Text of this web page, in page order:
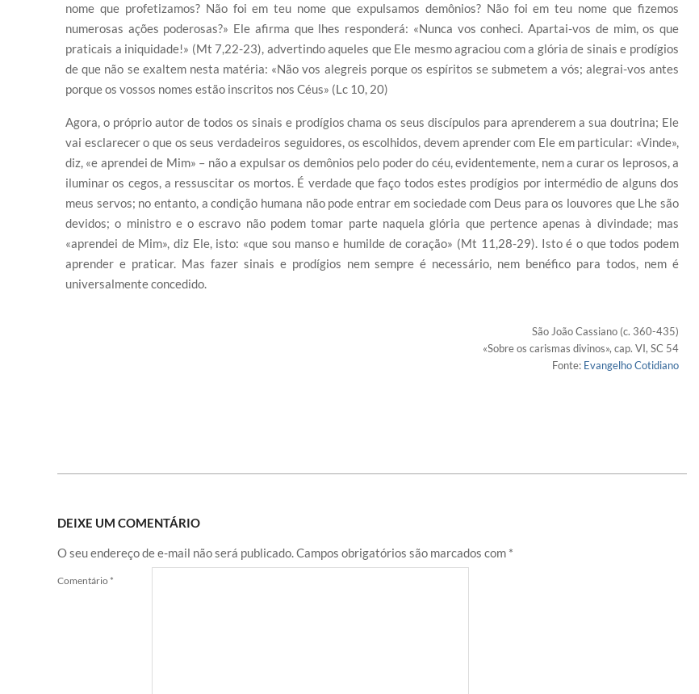
nome que profetizamos? Não foi em teu nome que expulsamos demônios? Não foi em teu nome que fizemos
numerosas ações poderosas?» Ele afirma que lhes responderá: «Nunca vos conheci. Apartai-vos de mim, os que
praticais a iniquidade!» (Mt 7,22-23), advertindo aqueles que Ele mesmo agraciou com a glória de sinais e prodígios
de que não se exaltem nesta matéria: «Não vos alegreis porque os espíritos se submetem a vós; alegrai-vos antes
porque os vossos nomes estão inscritos nos Céus» (Lc 10, 20)
Agora, o próprio autor de todos os sinais e prodígios chama os seus discípulos para aprenderem a sua doutrina; Ele
vai esclarecer o que os seus verdadeiros seguidores, os escolhidos, devem aprender com Ele em particular: «Vinde»,
diz, «e aprendei de Mim» – não a expulsar os demônios pelo poder do céu, evidentemente, nem a curar os leprosos, a
iluminar os cegos, a ressuscitar os mortos. É verdade que faço todos estes prodígios por intermédio de alguns dos
meus servos; no entanto, a condição humana não pode entrar em sociedade com Deus para os louvores que Lhe são
devidos; o ministro e o escravo não podem tomar parte naquela glória que pertence apenas à divindade; mas
«aprendei de Mim», diz Ele, isto: «que sou manso e humilde de coração» (Mt 11,28-29). Isto é o que todos podem
aprender e praticar. Mas fazer sinais e prodígios nem sempre é necessário, nem benéfico para todos, nem é
universalmente concedido.
São João Cassiano (c. 360-435)
«Sobre os carismas divinos», cap. VI, SC 54
Fonte: Evangelho Cotidiano
DEIXE UM COMENTÁRIO
O seu endereço de e-mail não será publicado.Campos obrigatórios são marcados com *
Comentário *